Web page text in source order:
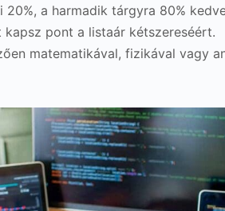
a harmadik tárgyra 80%
pont a listaár kétszereséért.
matematikával, fizikával vagy